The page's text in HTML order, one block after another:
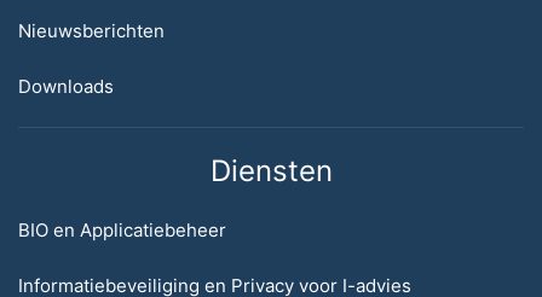
Nieuwsberichten
Downloads
Diensten
BIO en Applicatiebeheer
Informatiebeveiliging en Privacy voor I-advies